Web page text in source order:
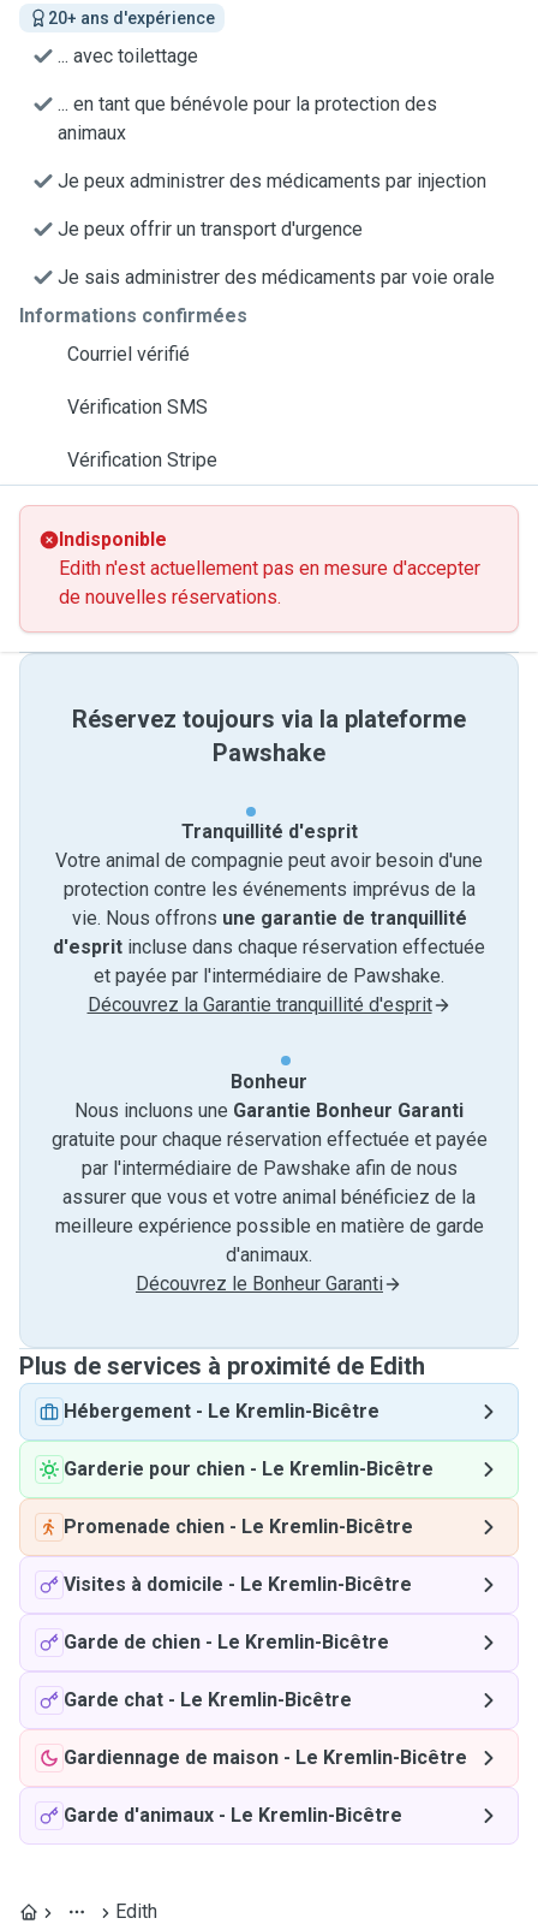
20+ ans d'expérience
... avec toilettage
... en tant que bénévole pour la protection des
animaux
Je peux administrer des médicaments par injection
Je peux offrir un transport d'urgence
Je sais administrer des médicaments par voie orale
Informations confirmées
Courriel vérifié
Vérification SMS
Vérification Stripe
Indisponible
Edith n'est actuellement pas en mesure d'accepter
de nouvelles réservations.
Réservez toujours via la plateforme
Pawshake
Tranquillité d'esprit
Votre animal de compagnie peut avoir besoin d'une
protection contre les événements imprévus de la
vie. Nous offrons une garantie de tranquillité
d'esprit incluse dans chaque réservation effectuée
et payée par l'intermédiaire de Pawshake.
Découvrez la Garantie tranquillité d'esprit
Bonheur
Nous incluons une Garantie Bonheur Garanti
gratuite pour chaque réservation effectuée et payée
par l'intermédiaire de Pawshake afin de nous
assurer que vous et votre animal bénéficiez de la
meilleure expérience possible en matière de garde
d'animaux.
Découvrez le Bonheur Garanti
Plus de services à proximité de Edith
Hébergement - Le Kremlin-Bicêtre
Garderie pour chien - Le Kremlin-Bicêtre
Promenade chien - Le Kremlin-Bicêtre
Visites à domicile - Le Kremlin-Bicêtre
Garde de chien - Le Kremlin-Bicêtre
Garde chat - Le Kremlin-Bicêtre
Gardiennage de maison - Le Kremlin-Bicêtre
Garde d'animaux - Le Kremlin-Bicêtre
Edith